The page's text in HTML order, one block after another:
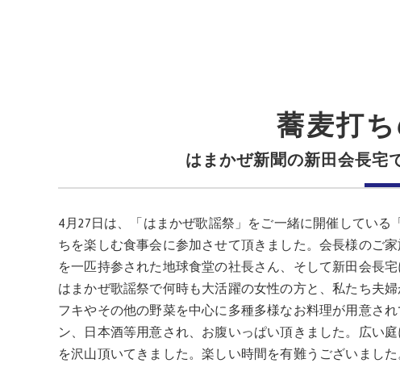
はまかぜ新聞の新田会長宅
蕎麦打
4月27日は、「はまかぜ歌謡祭」をご一緒に開催してい
ちを楽しむ食事会に参加させて頂きました。会長様のご
を一匹持参された地球食堂の社長さん、そして新田会長
はまかぜ歌謡祭で何時も大活躍の女性の方と、私たち夫
フキやその他の野菜を中心に多種多様なお料理が用意さ
ン、日本酒等用意され、お腹いっぱい頂きました。広い
を沢山頂いてきました。楽しい時間を有難うございました